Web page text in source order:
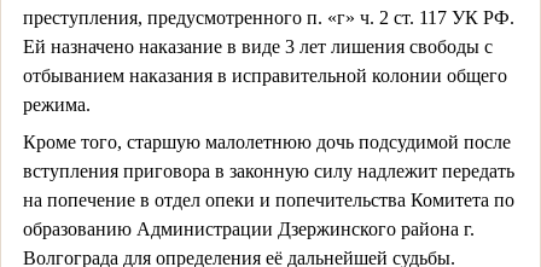
преступления, предусмотренного п. «г» ч. 2 ст. 117 УК РФ.
Ей назначено наказание в виде 3 лет лишения свободы с
отбыванием наказания в исправительной колонии общего
режима.
Кроме того, старшую малолетнюю дочь подсудимой после
вступления приговора в законную силу надлежит передать
на попечение в отдел опеки и попечительства Комитета по
образованию Администрации Дзержинского района г.
Волгограда для определения её дальнейшей судьбы.